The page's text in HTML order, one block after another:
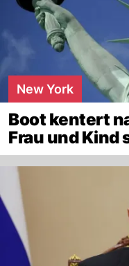
New York
Boot kentert
Frau und Kind